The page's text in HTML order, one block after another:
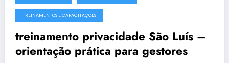
julho 19, 2025
TREINAMENTOS E CAPACITAÇÕES
treinamento privacidade São Luís –
orientação prática para gestores